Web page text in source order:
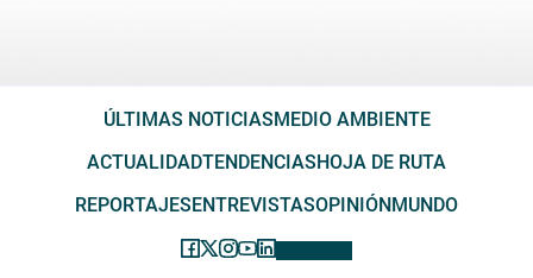
ÚLTIMAS NOTICIAS MEDIO AMBIENTE
ACTUALIDADTENDENCIAS HOJA DE RUTA
REPORTAJES ENTREVISTASOPINIÓN MUNDO